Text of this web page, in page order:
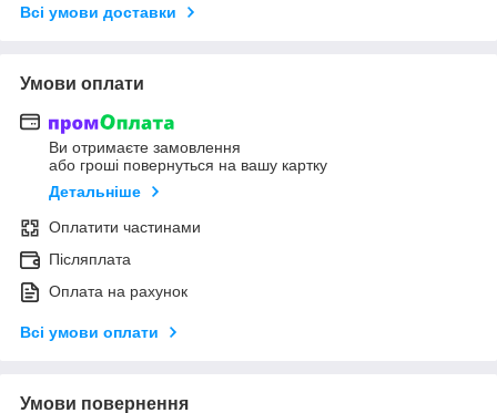
Всі умови доставки
Умови оплати
Ви отримаєте замовлення
або гроші повернуться на вашу картку
Детальніше
Оплатити частинами
Післяплата
Оплата на рахунок
Всі умови оплати
Умови повернення